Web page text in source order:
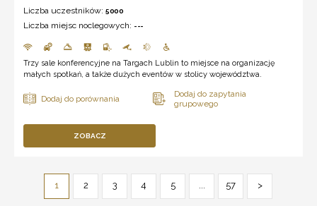
Liczba uczestników: 5000
Liczba miejsc noclegowych: ---
Trzy sale konferencyjne na Targach Lublin to miejsce na organizację
małych spotkań, a także dużych eventów w stolicy województwa.
ZOBACZ
1 2 3 4 5 ... 57 >